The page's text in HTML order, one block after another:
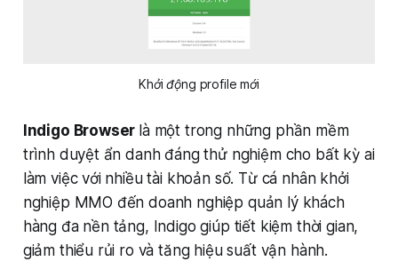
Khởi động profile mới
Indigo Browser là một trong những phần mềm
trình duyệt ẩn danh đáng thử nghiệm cho bất kỳ ai
làm việc với nhiều tài khoản số. Từ cá nhân khởi
nghiệp MMO đến doanh nghiệp quản lý khách
hàng đa nền tảng, Indigo giúp tiết kiệm thời gian,
giảm thiểu rủi ro và tăng hiệu suất vận hành.